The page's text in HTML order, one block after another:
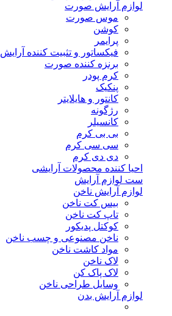
لوازم آرایش صورت
موس صورت
کوشن
پرایمر
فیکساتور و تثبیت کننده آرایش
برنزه کننده صورت
کرم پودر
پنکیک
کانتور و هایلایتر
رژگونه
کانسیلر
بی بی کرم
سی سی کرم
دی دی کرم
احیا کننده محصولات آرایشی
ست لوازم آرایش
لوازم آرایش ناخن
بیس کت ناخن
تاپ کت ناخن
کوکتل پدیکور
ناخن مصنوعی و چسب ناخن
مواد کاشت ناخن
لاک ناخن
لاک پاک کن
وسایل طراحی ناخن
لوازم آرایش بدن